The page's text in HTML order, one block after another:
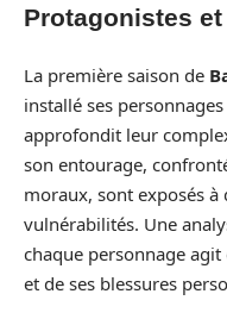
Protagonistes
La première saison de
installé ses
approfondit leur
son entourage,
moraux, sont exposés
vulnérabilités. Une
chaque personnage
et de ses blessures